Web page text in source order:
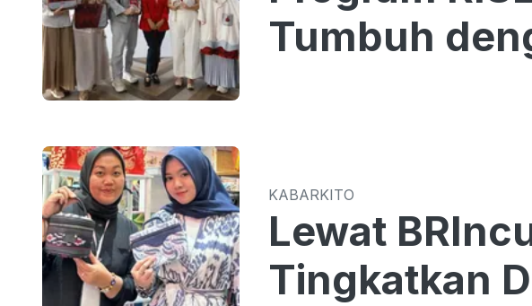
Tumbuh
KABARKITO
Lewat
Tingkatkan